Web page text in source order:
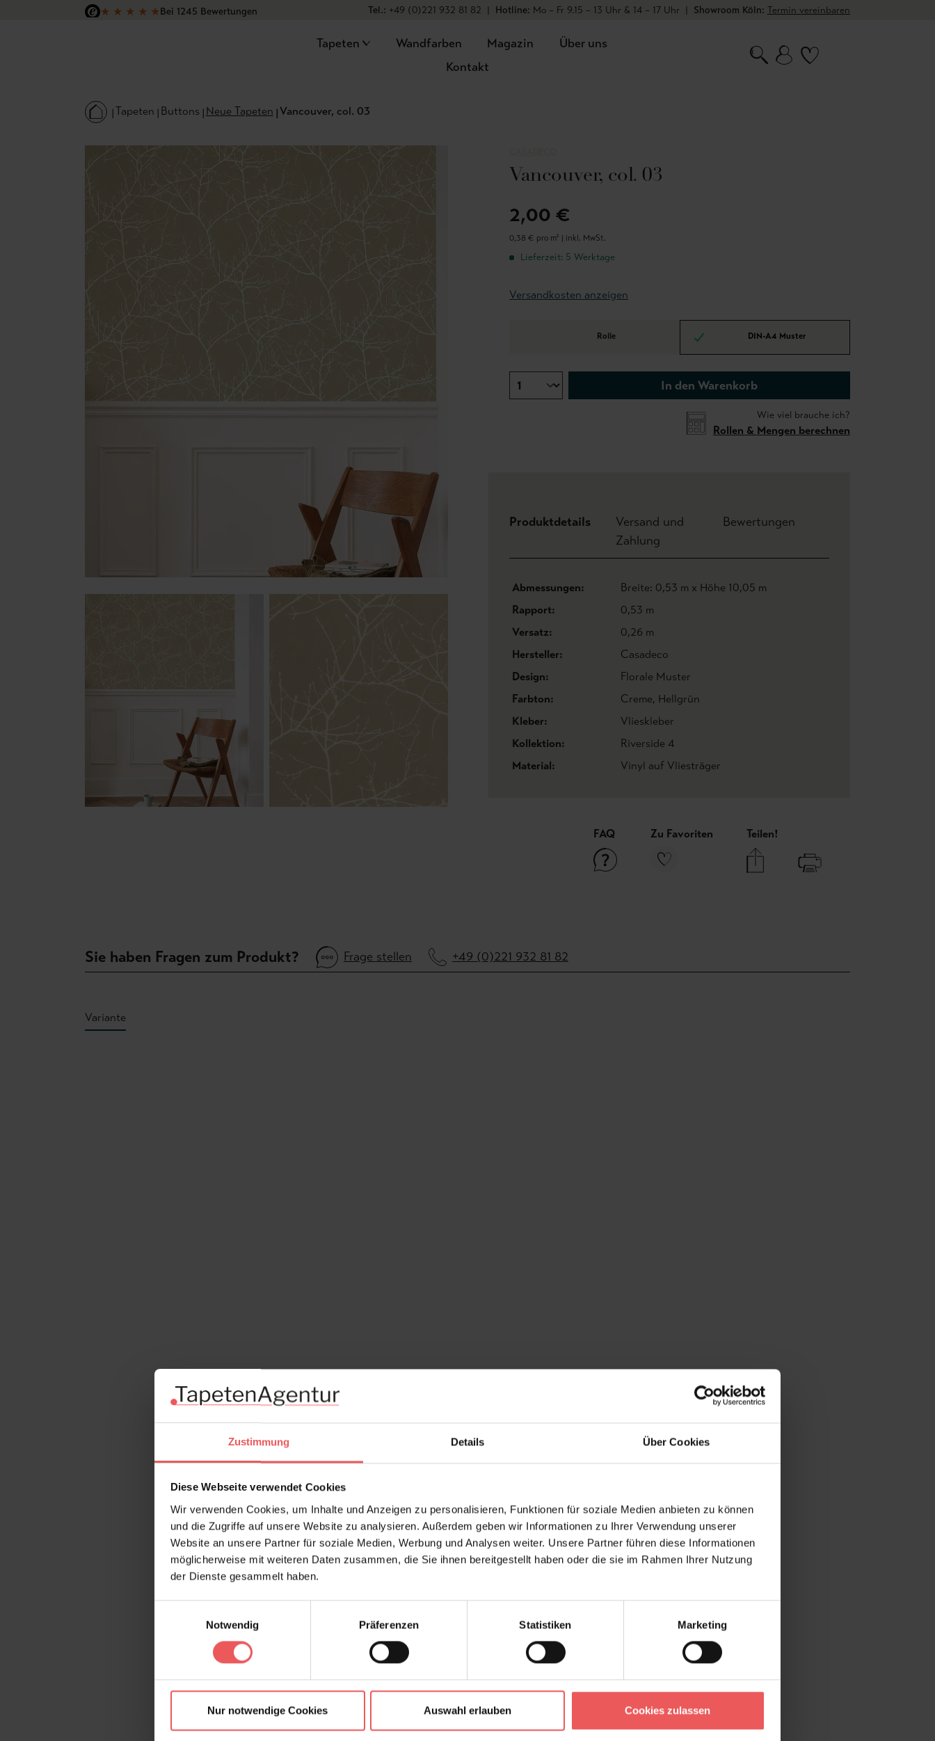
Zustimmung Details Über Cookies
Diese Webseite verwendet Cookies
Wir verwenden Cookies, um Inhalte und Anzeigen zu personalisieren, Funktionen für soziale Medien anbieten zu können
und die Zugriffe auf unsere Website zu analysieren. Außerdem geben wir Informationen zu Ihrer Verwendung unserer
Website an unsere Partner für soziale Medien, Werbung und Analysen weiter. Unsere Partner führen diese Informationen
möglicherweise mit weiteren Daten zusammen, die Sie ihnen bereitgestellt haben oder die sie im Rahmen Ihrer Nutzung
der Dienste gesammelt haben.
Notwendig
Präferenzen Statistiken Marketing
Nur notwendige Cookies Auswahl erlauben Cookies zulassen
Hauptinhalt springen
Zur Suche springen
Zur Hauptnavigation springen
★ ★ ★ ★ ★Bei 1245 Bewertungen
Tel.: +49 (0)221 932 81 82 | Hotline: Mo – Fr 9.15 – 13 Uhr & 14 – 17 Uhr | Showroom Köln: Termin vereinbaren
Tapeten Wandfarben Magazin
Über uns
Kontakt
Tapeten Buttons Neue Tapeten Vancouver, col. 03
Vancouver, col. 03
2,00 €
0,38 € pro m² | inkl. MwSt.
Lieferzeit: 5 Werktage
Versandkosten anzeigen
Rolle DIN-A4 Muster
In den Warenkorb
Wie viel brauche ich?
Rollen & Mengen berechnen
Produktdetails
Versand und
Zahlung
Bewertungen
Abmessungen:
Breite: 0,53 m x Höhe 10,05 m
Rapport:
0,53 m
Versatz:
0,26 m
Hersteller:
Casadeco
Design:
Florale Muster
Farbton:
Creme, Hellgrün
Kleber:
Vlieskleber
Kollektion:
Riverside 4
Material:
Vinyl auf Vliesträger
FAQ Zu Favoriten Teilen!
Sie haben Fragen zum Produkt? Frage stellen +49 (0)221 932 81 82
Variante